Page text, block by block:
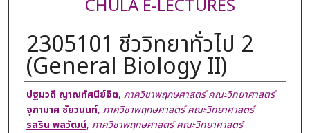
CHULA E-LECTURES
2305101 ชีววิทยาทั่วไป 2
(General Biology II)
Lecturer
ปฐมวดี ญาณทัศนีย์จิต, ภาควิชาพฤกษศาสตร์ คณะวิทยาศาสตร์
จุฑามาศ ชัยวนนท์, ภาควิชาพฤกษศาสตร์ คณะวิทยาศาสตร์
รสริน พลวัฒน์, ภาควิชาพฤกษศาสตร์ คณะวิทยาศาสตร์